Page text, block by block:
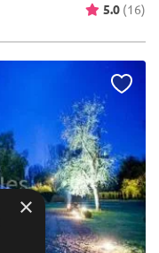
5.0 (16)
×